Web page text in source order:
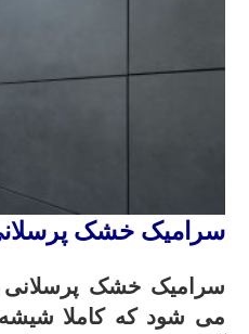
سرامیک خشک
سرامیک خشک پرسلانی
می شود که کاملا